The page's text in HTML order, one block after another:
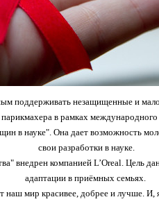
поддерживать незащищенные и
в рамках
в науке". Она дает возможность
свои разработки в науке.
внедрен компанией L’Oreal. Цель
адаптации в приёмных семьях.
наш мир красивее, добрее и лучше.